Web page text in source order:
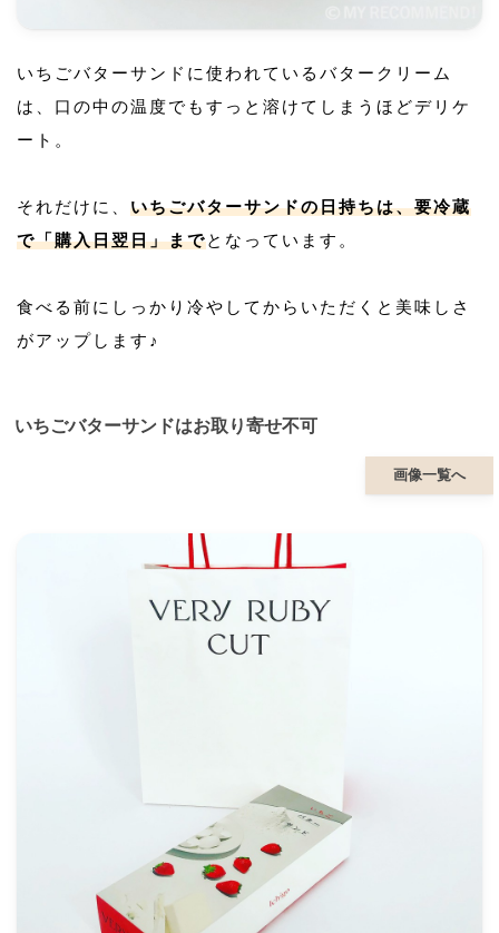
いちごバターサンドに使われているバタークリーム
は、口の中の温度でもすっと溶けてしまうほどデリケ
ート。
それだけに、 いちごバターサンドの日持ちは、要冷蔵
で「購入日翌日」までとなっています。
食べる前にしっかり冷やしてからいただくと美味しさ
がアップします♪
いちごバターサンドはお取り寄せ不可
画像一覧へ